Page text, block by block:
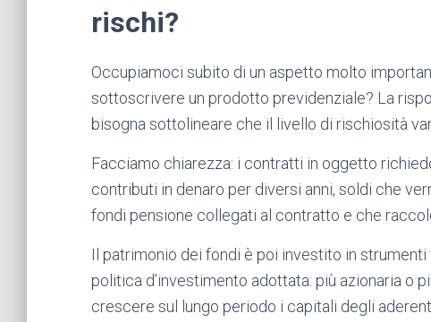
rischi?
Occupiamoci subito di un aspetto molto
sottoscrivere un prodotto previdenziale? La
bisogna sottolineare che il livello di rischiosità
Facciamo chiarezza: i contratti in oggetto
contributi in denaro per diversi anni, soldi che
fondi pensione collegati al contratto e che
Il patrimonio dei fondi è poi investito in
politica d’investimento adottata: più azionaria o
crescere sul lungo periodo i capitali degli